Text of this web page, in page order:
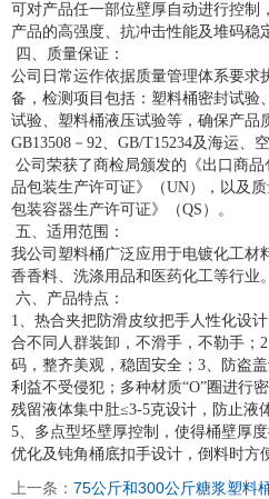
可对产品任一部位壁厚自动进行控制
产品的高强度、抗冲击性能及堆码稳
四、质量保证：
公司日常运作依据质量管理体系要求
备，检测项目包括：塑料桶密封试验
试验、塑料桶液压试验等，确保产品
GB13508－92、GB/T15234及海运、
公司荣获了商检局颁发的《出口商
品包装生产许可证》（UN），以及
包装容器生产许可证》（QS）。
五、适用范围：
我公司塑料桶广泛应用于电镀化工材
香香料、洗涤用品和医药化工等行业。
六、产品特点：
1、热合夹把防滑皮纹把手人性化设
合不同人群装卸，不滑手，不勒手；
码，整齐美观，稳固安全；3、防盗
利益不受侵犯；多种材质“O”圈进行
残留液体集中肚≤3-5克设计，防止液
5、多点型坯壁厚控制，使得桶壁厚
优化及钝角桶底扣手设计，倒料时方
上一条： 75公斤和300公斤糖浆塑料